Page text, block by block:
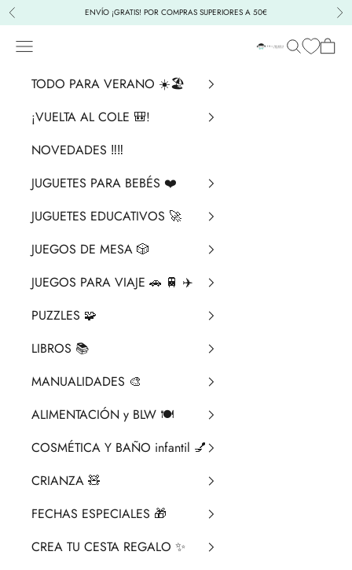
Ir al contenido
Anterior ENVÍO ¡GRATIS! POR COMPRAS SUPERIORES A 50€
La Chata
Menú BuscarCesta
TODO PARA VERANO ☀️🏖️
¡VUELTA AL COLE 🎒!
NOVEDADES ‼️​‼️​
JUGUETES PARA BEBÉS ❤️​
JUGUETES EDUCATIVOS 🚀
JUEGOS DE MESA 🎲
JUEGOS PARA VIAJE 🚗 🚆 ✈️
PUZZLES 🧩
LIBROS 📚​
MANUALIDADES 🎨​
ALIMENTACIÓN y BLW 🍽️
COSMÉTICA Y BAÑO infantil 💅
CRIANZA ​🧸​
FECHAS ESPECIALES 🎁
CREA TU CESTA REGALO ✨